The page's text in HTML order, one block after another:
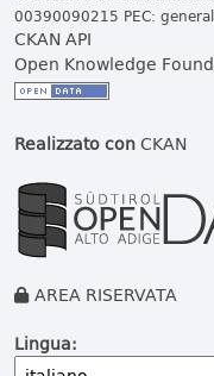
00390090215 PEC:
CKAN API
Open Knowledge
Realizzato conCKAN
AREA RISERVATA
Lingua